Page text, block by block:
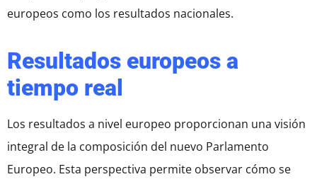
europeos como los resultados nacionales.
Resultados europeos a
tiempo real
Los resultados a nivel europeo proporcionan una visión
integral de la composición del nuevo Parlamento
Europeo. Esta perspectiva permite observar cómo se